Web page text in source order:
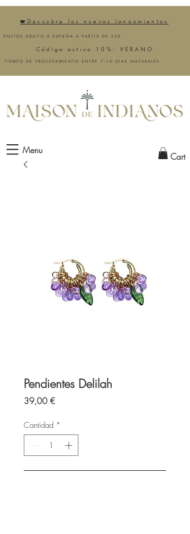
❤️Descubre los nuevos lanzamientos
ENVÍOS GRATIS A ESPAÑA A PARTIR DE 50€
Código activo 10%: VERANO
TIEMPO DE PROCESAMIENTO ENTRE 7-10 DIAS NATURALES
Menu
Cart
Pendientes Delilah
39,00 €Precio
Cantidad *